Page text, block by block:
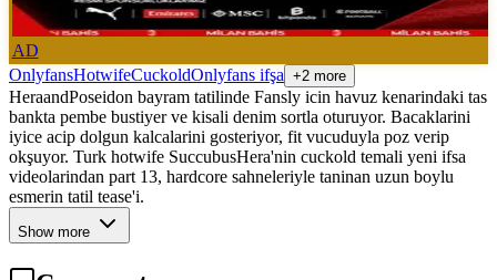
AD
OnlyfansHotwifeCuckoldOnlyfans ifşa +2 more
HeraandPoseidon bayram tatilinde Fansly icin havuz kenarindaki tas
bankta pembe bustiyer ve kisali denim sortla oturuyor. Bacaklarini
iyice acip dolgun kalcalarini gosteriyor, fit vucuduyla poz verip
okşuyor. Turk hotwife SuccubusHera'nin cuckold temali yeni ifsa
videolarindan part 13, hardcore sahneleriyle taninan uzun boylu
esmerin tatil tease'i.
Show more